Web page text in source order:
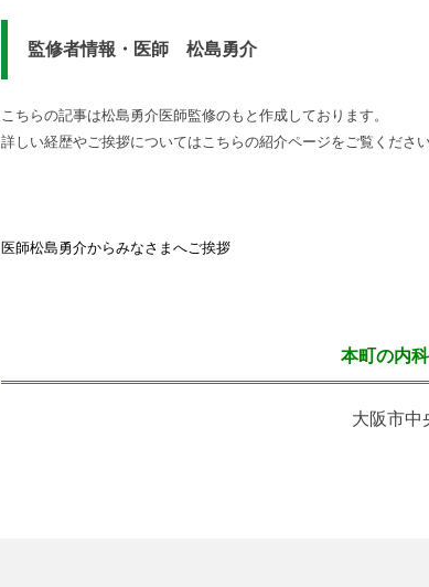
監修者情報・医師 松島勇介
こちらの記事は松島勇介医師監修のもと作成しております。
詳しい経歴やご挨拶についてはこちらの紹介ページをご覧ください
医師松島勇介からみなさまへご挨拶
本町の内
大阪市中